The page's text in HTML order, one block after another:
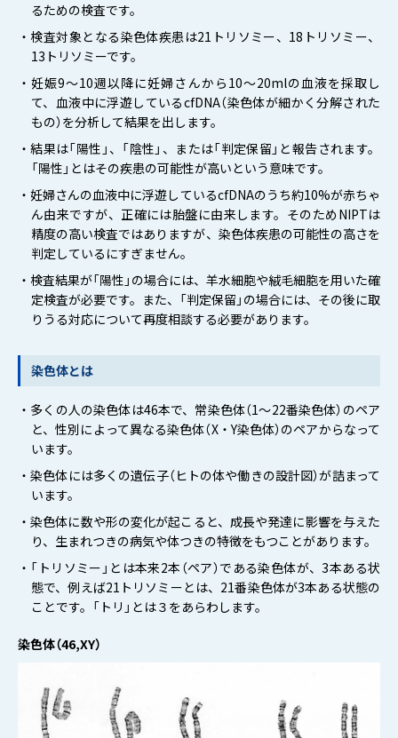
るための検査です。
・検査対象となる染色体疾患は21トリソミー、18トリソミー、
13トリソミーです。
・妊娠9～10週以降に妊婦さんから10～20mlの血液を採取し
て、血液中に浮遊しているcfDNA（染色体が細かく分解された
もの）を分析して結果を出します。
・結果は「陽性」、「陰性」、または「判定保留」と報告されます。
「陽性」とはその疾患の可能性が高いという意味です。
・妊婦さんの血液中に浮遊しているcfDNAのうち約10%が赤ちゃ
ん由来ですが、正確には胎盤に由来します。そのためNIPTは
精度の高い検査ではありますが、染色体疾患の可能性の高さを
判定しているにすぎません。
・検査結果が「陽性」の場合には、羊水細胞や絨毛細胞を用いた確
定検査が必要です。また、「判定保留」の場合には、その後に取
りうる対応について再度相談する必要があります。
染色体とは
・多くの人の染色体は46本で、常染色体（1～22番染色体）のペア
と、性別によって異なる染色体（X・Y染色体）のペアからなって
います。
・染色体には多くの遺伝子（ヒトの体や働きの設計図）が詰まって
います。
・染色体に数や形の変化が起こると、成長や発達に影響を与えた
り、生まれつきの病気や体つきの特徴をもつことがあります。
・「トリソミー」とは本来2本（ペア）である染色体が、3本ある状
態で、例えば21トリソミーとは、21番染色体が3本ある状態の
ことです。「トリ」とは３をあらわします。
染色体（46,XY）